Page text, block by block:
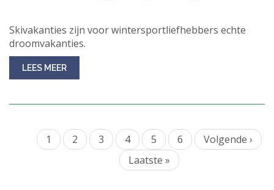
Skivakanties zijn voor wintersportliefhebbers echte
droomvakanties.
LEES MEER
PaginatieHuidige
pagina
1 Page
2 Page
3 Page
4 Page
5 Page
6
Volgende
pagina
Volgende ›
Laatste
pagina
Laatste »